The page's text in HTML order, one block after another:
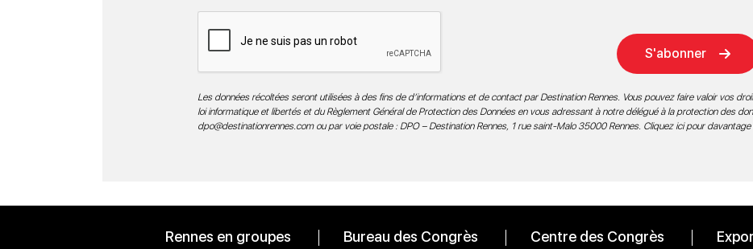
S'abonner
Les données récoltées seront utilisées à des fins de d’informations et de contact par Destination Rennes. Vous pouvez faire valoir vos
loi informatique et libertés et du Règlement Général de Protection des Données en vous adressant à notre délégué à la protection des
dpo@destinationrennes.comou par voie postale : DPO – Destination Rennes, 1 rue saint-Malo 35000 Rennes. Cliquez ici pour davantage
Rennes en groupes Bureau des Congrès Centre des Congrès